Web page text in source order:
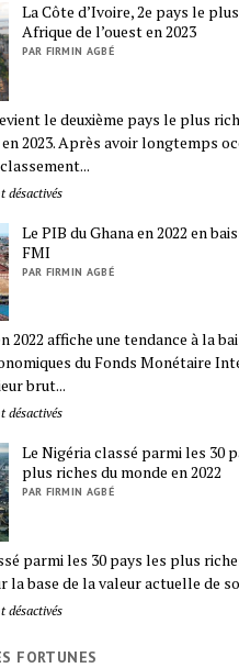
La Côte d’Ivoire, 2e pays le
Afrique de l’ouest en 2023
PAR FIRMIN AGBÉ
le deuxième pays le plus
2023. Après avoir longtemps
désactivés
Le PIB du Ghana en 2022 en
FMI
PAR FIRMIN AGBÉ
2022 affiche une tendance à la
du Fonds Monétaire
brut...
désactivés
Le Nigéria classé parmi les 30
plus riches du monde en 2022
PAR FIRMIN AGBÉ
parmi les 30 pays les plus
la base de la valeur actuelle de
désactivés
FORTUNES